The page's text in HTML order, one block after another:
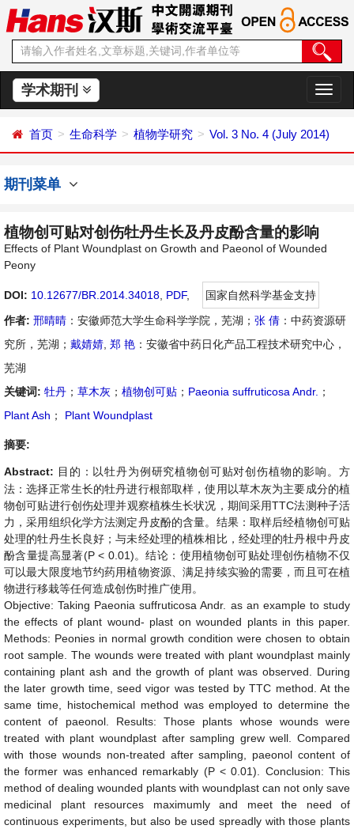
学术期刊
切
换
航
首页 生命科学 植物学研究 Vol. 3 No. 4 (July 2014)
期刊菜单
植物创可贴对创伤牡丹生长及丹皮酚含量的影响
Effects of Plant Woundplast on Growth and Paeonol of Wounded
Peony
DOI: 10.12677/BR.2014.34018 PDF,
国家自然科学基金支持
作者: 邢晴晴 ：安徽师范大学生命科学学院，芜湖； 张 倩 ：中药资源研
究所，芜湖； 戴婧婧 郑 艳 ：安徽省中药日化产品工程技术研究中心，
芜湖
关键词: 牡丹 ； 草木灰 ； 植物创可贴 ； Paeonia suffruticosa Andr. ；
Plant Ash ； Plant Woundplast
摘要:
Abstract: 目的：以牡丹为例研究植物创可贴对创伤植物的影响。方
法：选择正常生长的牡丹进行根部取样，使用以草木灰为主要成分的植
物创可贴进行创伤处理并观察植株生长状况，期间采用TTC法测种子活
力，采用组织化学方法测定丹皮酚的含量。结果：取样后经植物创可贴
处理的牡丹生长良好；与未经处理的植株相比，经处理的牡丹根中丹皮
酚含量提高显著(P < 0.01)。结论：使用植物创可贴处理创伤植物不仅
可以最大限度地节约药用植物资源、满足持续实验的需要，而且可在植
物进行移栽等任何造成创伤时推广使用。
Objective: Taking Paeonia suffruticosa Andr. as an example to study
the effects of plant wound- plast on wounded plants in this paper.
Methods: Peonies in normal growth condition were chosen to obtain
root sample. The wounds were treated with plant woundplast mainly
containing plant ash and the growth of plant was observed. During
the later growth time, seed vigor was tested by TTC method. At the
same time, histochemical method was employed to determine the
content of paeonol. Results: Those plants whose wounds were
treated with plant woundplast after sampling grew well. Compared
with those wounds non-treated after sampling, paeonol content of
the former was enhanced remarkably (P < 0.01). Conclusion: This
method of dealing wounded plants with woundplast can not only save
medicinal plant resources maximumly and meet the need of
continuous experiments, but also be used spreadly with those plants